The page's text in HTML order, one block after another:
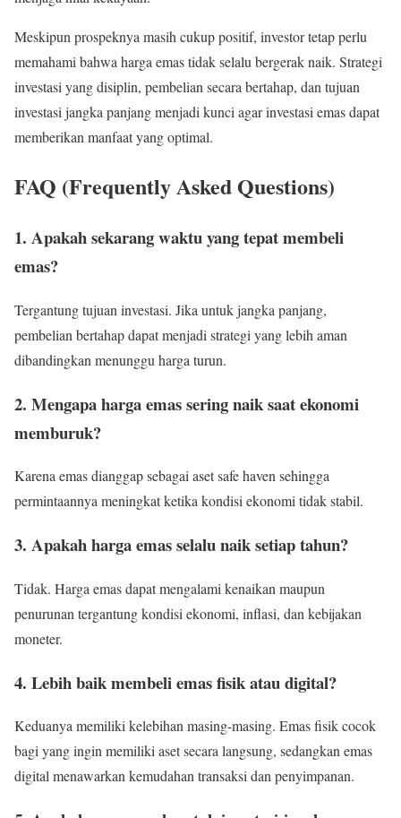
Meskipun prospeknya masih cukup positif, investor tetap perlu
memahami bahwa harga emas tidak selalu bergerak naik. Strategi
investasi yang disiplin, pembelian secara bertahap, dan tujuan
investasi jangka panjang menjadi kunci agar investasi emas dapat
memberikan manfaat yang optimal.
FAQ (Frequently Asked Questions)
1. Apakah sekarang waktu yang tepat membeli
emas?
Tergantung tujuan investasi. Jika untuk jangka panjang,
pembelian bertahap dapat menjadi strategi yang lebih aman
dibandingkan menunggu harga turun.
2. Mengapa harga emas sering naik saat ekonomi
memburuk?
Karena emas dianggap sebagai aset safe haven sehingga
permintaannya meningkat ketika kondisi ekonomi tidak stabil.
3. Apakah harga emas selalu naik setiap tahun?
Tidak. Harga emas dapat mengalami kenaikan maupun
penurunan tergantung kondisi ekonomi, inflasi, dan kebijakan
moneter.
4. Lebih baik membeli emas fisik atau digital?
Keduanya memiliki kelebihan masing-masing. Emas fisik cocok
bagi yang ingin memiliki aset secara langsung, sedangkan emas
digital menawarkan kemudahan transaksi dan penyimpanan.